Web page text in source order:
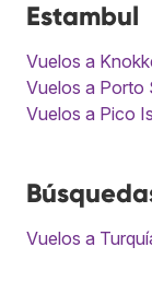
Estambul
Vuelos a
Vuelos a Porto
Vuelos a Pico
Vuelos a